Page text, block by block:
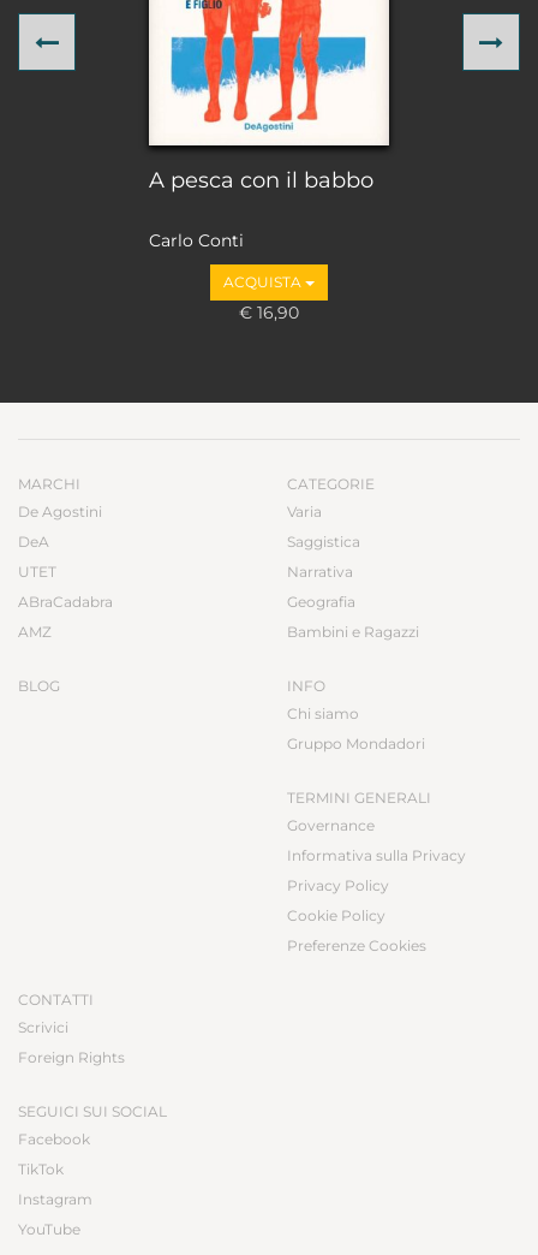
A pesca con il babbo
Carlo Conti
ACQUISTA
€ 16,90
Previous
MARCHI
De Agostini
DeA
UTET
ABraCadabra
AMZ
BLOG
CATEGORIE
Varia
Saggistica
Narrativa
Geografia
Bambini e Ragazzi
INFO
Chi siamo
Gruppo Mondadori
TERMINI GENERALI
Governance
Informativa sulla Privacy
Privacy Policy
Cookie Policy
Preferenze Cookies
CONTATTI
Scrivici
Foreign Rights
SEGUICI SUI SOCIAL
Facebook
TikTok
Instagram
YouTube